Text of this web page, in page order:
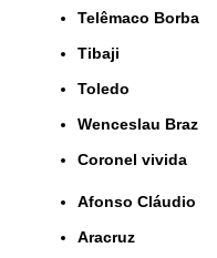
Telêmaco Borba
Tibaji
Toledo
Wenceslau Braz
coronel vivida
Afonso Cláudio
Aracruz